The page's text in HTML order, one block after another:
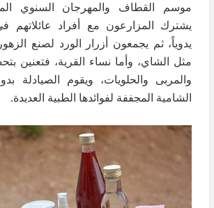
موسم القطاف والمهرجان السنوي
يشترك المزارعون مع أفراد عائلاتهم
يدوياً، ثم يجمعون أزرار الورد لصنع
مثل الشاي، وأما نساء القرية، فتعنين
والمربى والحلويات، ويقوم الصيادلة
الشامية المجففة لفوائدها الطبية العديدة.